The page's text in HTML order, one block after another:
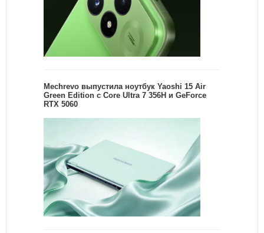
Mechrevo выпустила ноутбук Yaoshi 15 Air
Green Edition с Core Ultra 7 356H и GeForce
RTX 5060